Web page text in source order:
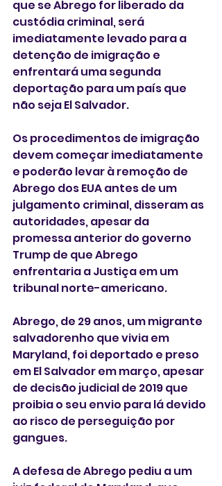
que se Abrego for liberado da
custódia criminal, será
imediatamente levado para a
detenção de imigração e
enfrentará uma segunda
deportação para um país que
não seja El Salvador.
Os procedimentos de imigração
devem começar imediatamente
e poderão levar à remoção de
Abrego dos EUA antes de um
julgamento criminal, disseram as
autoridades, apesar da
promessa anterior do governo
Trump de que Abrego
enfrentaria a Justiça em um
tribunal norte-americano.
Abrego, de 29 anos, um migrante
salvadorenho que vivia em
Maryland, foi deportado e preso
em El Salvador em março, apesar
de decisão judicial de 2019 que
proibia o seu envio para lá devido
ao risco de perseguição por
gangues.
A defesa de Abrego pediu a um